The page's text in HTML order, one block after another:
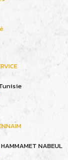
NABEUL